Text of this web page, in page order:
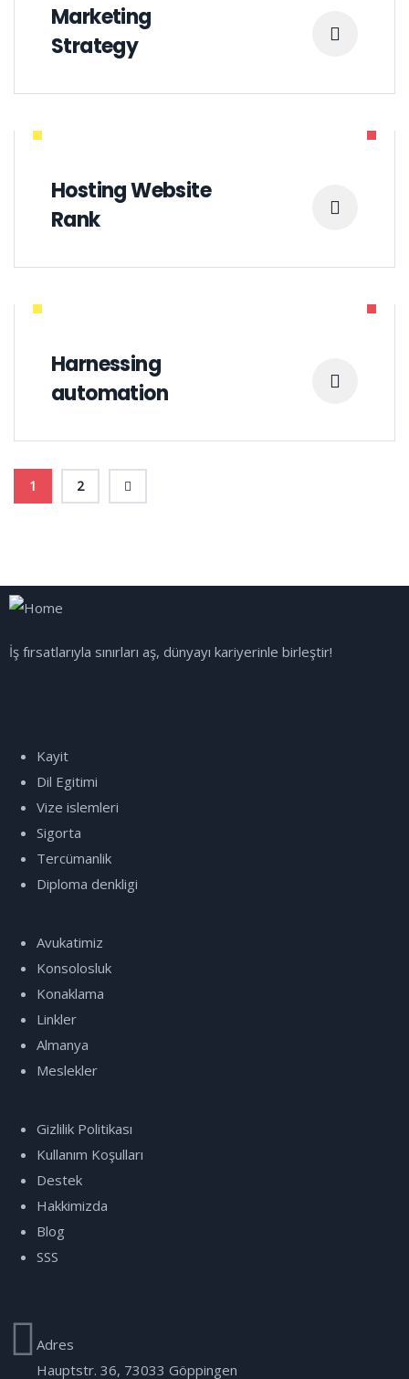
Marketing
Strategy
Hosting Website
Rank
Harnessing
automation
1 2
İş fırsatlarıyla sınırları aş, dünyayı kariyerinle birleştir!
Kayit
Dil Egitimi
Vize islemleri
Sigorta
Tercümanlik
Diploma denkligi
Avukatimiz
Konsolosluk
Konaklama
Linkler
Almanya
Meslekler
Gizlilik Politikası
Kullanım Koşulları
Destek
Hakkimizda
Blog
SSS
Adres
Hauptstr. 36, 73033 Göppingen